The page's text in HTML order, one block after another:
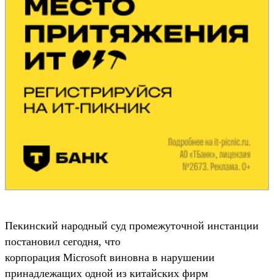
Пекинский народный суд промежуточной инстанции
постановил сегодня, что
корпорация Microsoft виновна в нарушении
принадлежащих одной из китайских фирм